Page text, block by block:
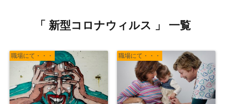
「 新型コロナウィルス 」 一覧
職場にて・・・ 職場にて・・・